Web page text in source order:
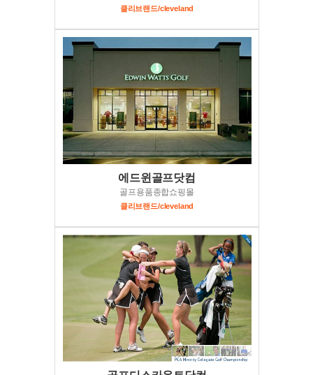
클리브랜드/cleveland
에드윈골프닷컴
골프용품종합쇼핑몰
클리브랜드/cleveland